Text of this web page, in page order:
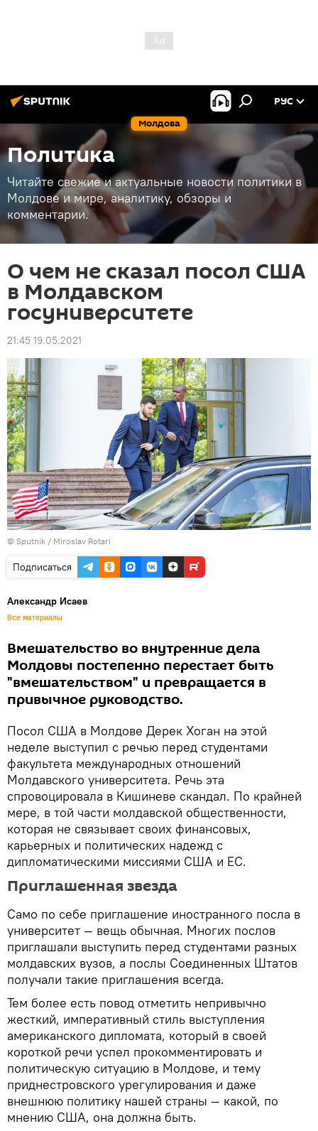
Молдова
РУС
Политика
Читайте свежие и актуальные новости политики в
Молдове и мире, аналитику, обзоры и
комментарии.
О чем не сказал посол США
в Молдавском
госуниверситете
21:45 19.05.2021
© Sputnik / Miroslav Rotari
Подписаться
Александр Исаев
Все материалы
Вмешательство во внутренние дела
Молдовы постепенно перестает быть
"вмешательством" и превращается в
привычное руководство.
Посол США в Молдове Дерек Хоган на этой
неделе выступил с речью перед студентами
факультета международных отношений
Молдавского университета. Речь эта
спровоцировала в Кишиневе скандал. По крайней
мере, в той части молдавской общественности,
которая не связывает своих финансовых,
карьерных и политических надежд с
дипломатическими миссиями США и ЕС.
Приглашенная звезда
Само по себе приглашение иностранного посла в
университет — вещь обычная. Многих послов
приглашали выступить перед студентами разных
молдавских вузов, а послы Соединенных Штатов
получали такие приглашения всегда.
Тем более есть повод отметить непривычно
жесткий, императивный стиль выступления
американского дипломата, который в своей
короткой речи успел прокомментировать и
политическую ситуацию в Молдове, и тему
приднестровского урегулирования и даже
внешнюю политику нашей страны — какой, по
мнению США, она должна быть.